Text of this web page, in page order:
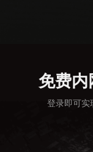
免费内
登录即可实